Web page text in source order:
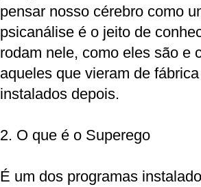
pensar nosso cérebro como
psicanálise é o jeito de
rodam nele, como eles são e
aqueles que vieram de
instalados depois.
2. O que é o Superego
É um dos programas